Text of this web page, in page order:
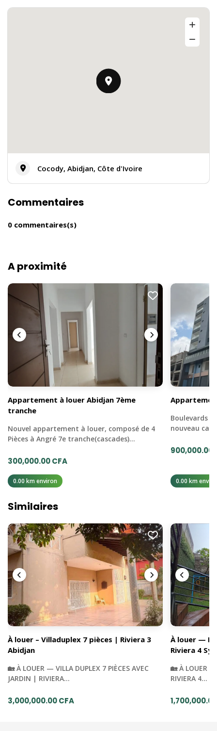
Cocody, Abidjan, Côte d'Ivoire
Commentaires
0 commentaires(s)
A proximité
Appartement à louer Abidjan 7ème
tranche
Nouvel appartement à louer, composé de 4
Pièces à Angré 7e tranche(cascades)…
300,000.00 CFA
0.00 km environ
Boulevards
nouveau
900,000.00
0.00 km
Similaires
À louer – Villaduplex 7 pièces | Riviera 3
Abidjan
🏡 À LOUER — VILLA DUPLEX 7 PIÈCES AVEC
JARDIN | RIVIERA…
3,000,000.00 CFA
À louer —
Riviera 4
🏡 À LOUER —
RIVIERA 4…